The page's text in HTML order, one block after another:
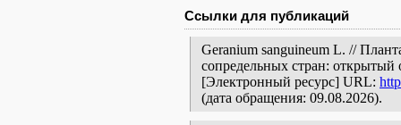
Ссылки для публикаций
Geranium sanguineum L. //
сопредельных стран: открытый
[Электронный ресурс] URL:
(дата обращения: 09.08.2026).